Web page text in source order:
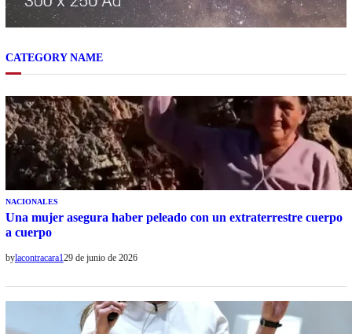
CATEGORY NAME
NACIONALES
Una mujer asegura haber peleado con un extraterrestre cuerpo
a cuerpo
bylacontracara129 de junio de 2026